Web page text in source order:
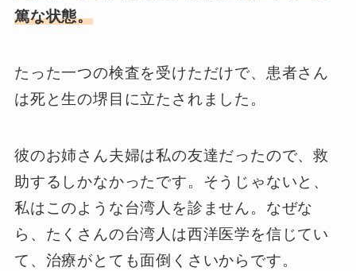
篤な状態。
たった一つの検査を受けただけで、患者さん
は死と生の堺目に立たされました。
彼のお姉さん夫婦は私の友達だったので、救
助するしかなかったです。そうじゃないと、
私はこのような台湾人を診ません。なぜな
ら、たくさんの台湾人は西洋医学を信じてい
て、治療がとても面倒くさいからです。